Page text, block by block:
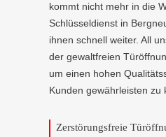
kommt nicht mehr in die
Schlüsseldienst in
ihnen schnell weiter. All
der gewaltfreien
um einen hohen
Kunden gewährleisten zu
Zerstörungsfreie